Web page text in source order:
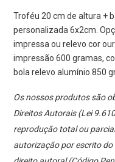
Troféu 20 cm de altura +
personalizada 6x2cm.
impressa ou relevo cor
impressão 600 gramas,
bola relevo alumínio 850
Os nossos produtos são
Direitos Autorais (Lei
reprodução total ou
autorização por escrito